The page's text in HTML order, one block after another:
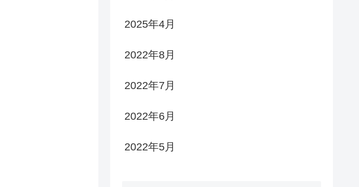
2025年4月
2022年8月
2022年7月
2022年6月
2022年5月